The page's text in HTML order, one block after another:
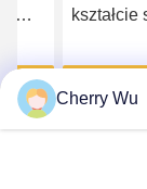
kształcie
podzielone na
rzęsyUzyskaj
Cherry Wu